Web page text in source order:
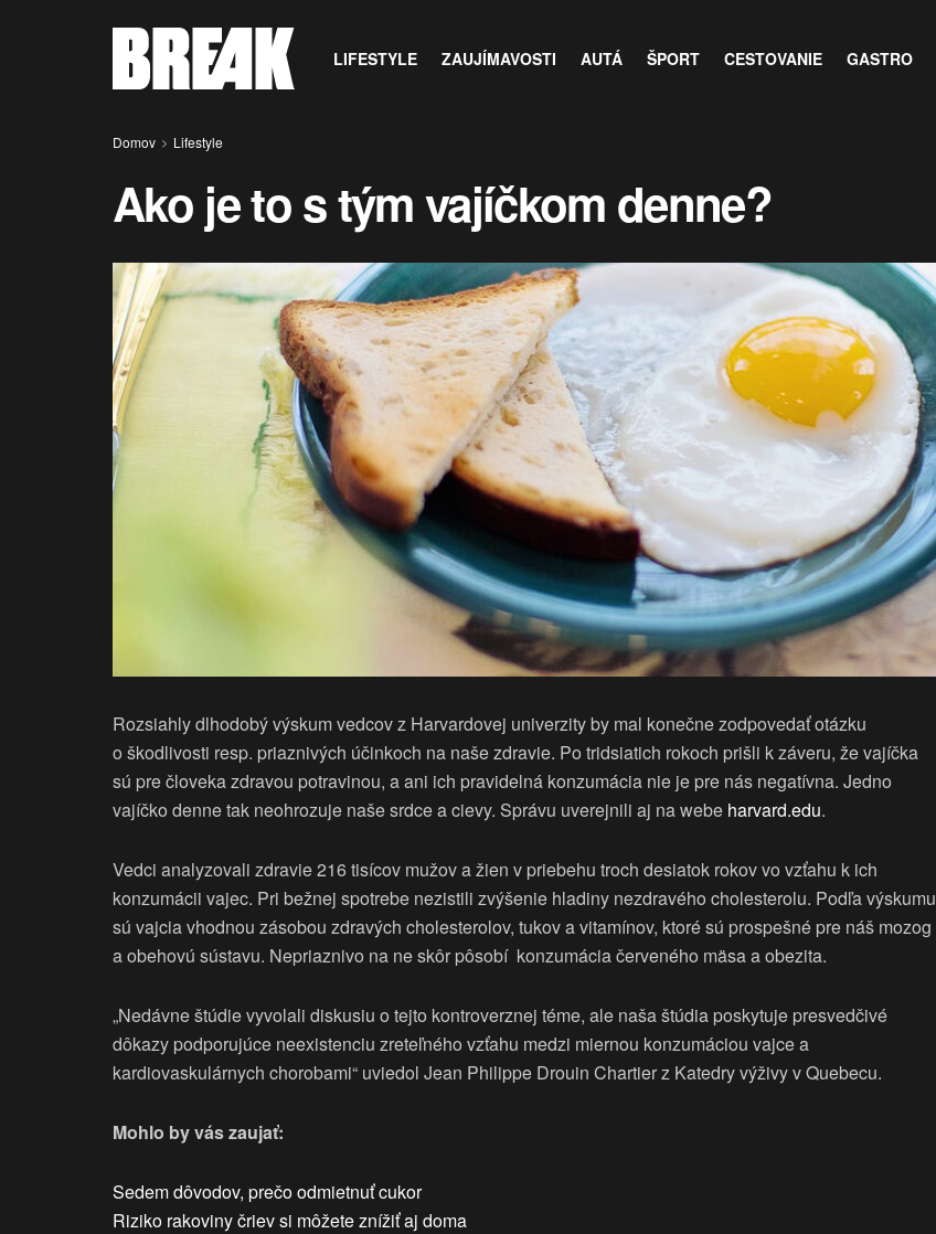
LIFESTYLE ZAUJÍMAVOSTI AUTÁ ŠPORT CESTOVANIE GASTRO
Domov Lifestyle
Ako je to s tým vajíčkom denne?
Rozsiahly dlhodobý výskum vedcov z Harvardovej univerzity by mal konečne zodpovedať otázku
o škodlivosti resp. priaznivých účinkoch na naše zdravie. Po tridsiatich rokoch prišli k záveru, že vajíčka
sú pre človeka zdravou potravinou, a ani ich pravidelná konzumácia nie je pre nás negatívna. Jedno
vajíčko denne tak neohrozuje naše srdce a cievy. Správu uverejnili aj na webe harvard.edu.
Vedci analyzovali zdravie 216 tisícov mužov a žien v priebehu troch desiatok rokov vo vzťahu k ich
konzumácii vajec. Pri bežnej spotrebe nezistili zvýšenie hladiny nezdravého cholesterolu. Podľa výskumu
sú vajcia vhodnou zásobou zdravých cholesterolov, tukov a vitamínov, ktoré sú prospešné pre náš mozog
a obehovú sústavu. Nepriaznivo na ne skôr pôsobí konzumácia červeného mäsa a obezita.
„Nedávne štúdie vyvolali diskusiu o tejto kontroverznej téme, ale naša štúdia poskytuje presvedčivé
dôkazy podporujúce neexistenciu zreteľného vzťahu medzi miernou konzumáciou vajce a
kardiovaskulárnych chorobami“ uviedol Jean Philippe Drouin Chartier z Katedry výživy v Quebecu.
Mohlo by vás zaujať:
Sedem dôvodov, prečo odmietnuť cukor
Riziko rakoviny čriev si môžete znížiť aj doma